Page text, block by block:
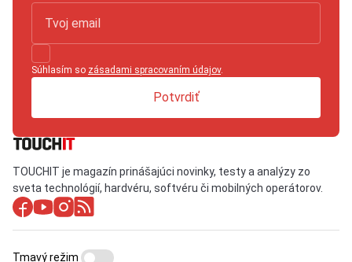
Súhlasím so zásadami spracovaním údajov.
Potvrdiť
TOUCHIT je magazín prinášajúci novinky, testy a analýzy zo
sveta technológií, hardvéru, softvéru či mobilných operátorov.
Tmavý režim